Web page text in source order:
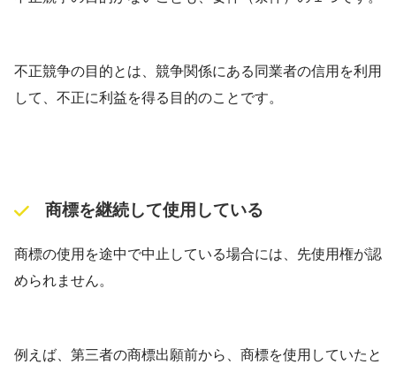
不正競争の目的とは、競争関係にある同業者の信用を利用
して、不正に利益を得る目的のことです。
商標を継続して使用している
商標の使用を途中で中止している場合には、先使用権が認
められません。
例えば、第三者の商標出願前から、商標を使用していたと